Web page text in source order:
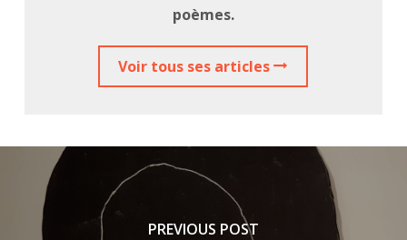
poèmes.
Voir tous ses articles
PREVIOUS POST